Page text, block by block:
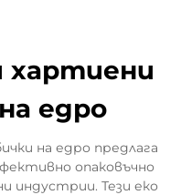
едро
на едро предлага
опаковъчно
индустрии. Тези еко